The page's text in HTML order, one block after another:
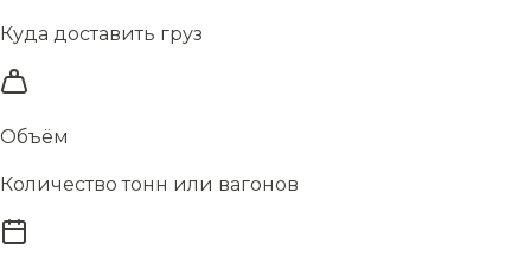
Куда доставить груз
Объём
Количество тонн или вагонов